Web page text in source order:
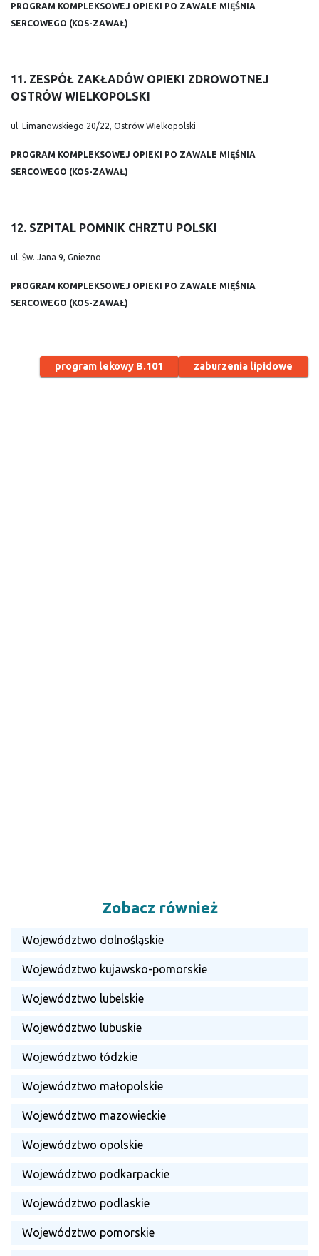
PROGRAM KOMPLEKSOWEJ OPIEKI PO ZAWALE MIĘŚNIA
SERCOWEGO (KOS-ZAWAŁ)
11. ZESPÓŁ ZAKŁADÓW OPIEKI ZDROWOTNEJ
OSTRÓW WIELKOPOLSKI
ul. Limanowskiego 20/22, Ostrów Wielkopolski
PROGRAM KOMPLEKSOWEJ OPIEKI PO ZAWALE MIĘŚNIA
SERCOWEGO (KOS-ZAWAŁ)
12. SZPITAL POMNIK CHRZTU POLSKI
ul. Św. Jana 9, Gniezno
PROGRAM KOMPLEKSOWEJ OPIEKI PO ZAWALE MIĘŚNIA
SERCOWEGO (KOS-ZAWAŁ)
program lekowy B.101 zaburzenia lipidowe
Zobacz również
Województwo dolnośląskie
Województwo kujawsko-pomorskie
Województwo lubelskie
Województwo lubuskie
Województwo łódzkie
Województwo małopolskie
Województwo mazowieckie
Województwo opolskie
Województwo podkarpackie
Województwo podlaskie
Województwo pomorskie